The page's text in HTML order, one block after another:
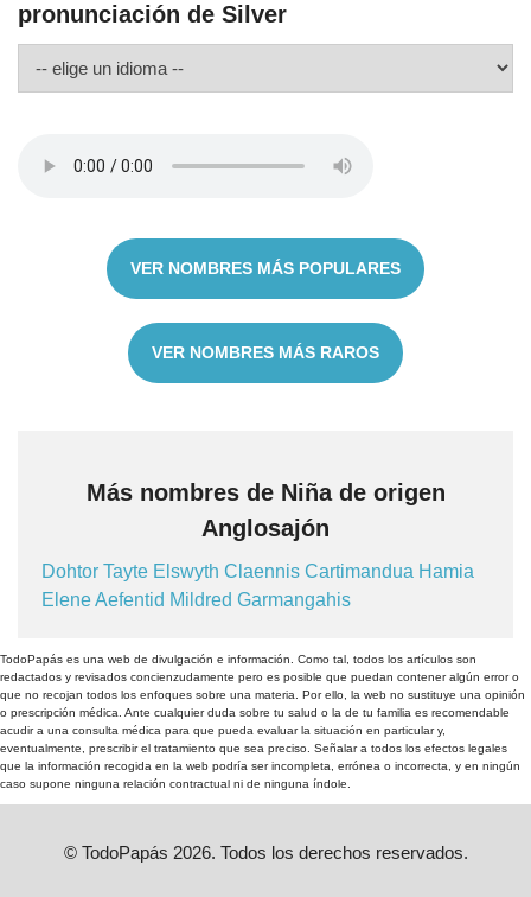
pronunciación de Silver
VER NOMBRES MÁS POPULARES
VER NOMBRES MÁS RAROS
Más nombres de Niña de origen
Anglosajón
Dohtor Tayte Elswyth Claennis Cartimandua Hamia
EleneAefentid Mildred Garmangahis
TodoPapás es una web de divulgación e información. Como tal, todos los artículos son
redactados y revisados concienzudamente pero es posible que puedan contener algún error o
que no recojan todos los enfoques sobre una materia. Por ello, la web no sustituye una opinión
o prescripción médica. Ante cualquier duda sobre tu salud o la de tu familia es recomendable
acudir a una consulta médica para que pueda evaluar la situación en particular y,
eventualmente, prescribir el tratamiento que sea preciso. Señalar a todos los efectos legales
que la información recogida en la web podría ser incompleta, errónea o incorrecta, y en ningún
caso supone ninguna relación contractual ni de ninguna índole.
© TodoPapás 2026. Todos los derechos reservados.